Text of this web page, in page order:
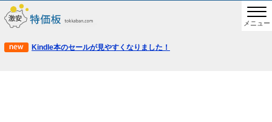
メニュー
Kindle本のセールが見やすくなりました！